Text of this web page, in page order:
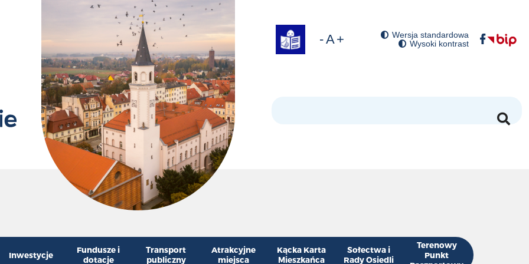
Zmniejsz rozmiar czcionki
Przywróć domyślny rozmiar czcionki
Zwiększ rozmiar czcionki
Wersja standardowa
Wysoki kontrast
Inwestycje
Fundusze i
dotacje
Transport
publiczny
Atrakcyjne
miejsca
Kącka Karta
Mieszkańca
Sołectwa i
Rady Osiedli
Terenowy
Punkt